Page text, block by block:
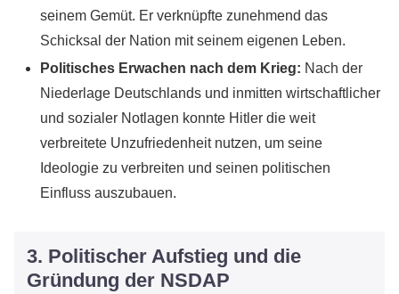
seinem Gemüt. Er verknüpfte zunehmend das
Schicksal der Nation mit seinem eigenen Leben.
Politisches Erwachen nach dem Krieg: Nach der
Niederlage Deutschlands und inmitten wirtschaftlicher
und sozialer Notlagen konnte Hitler die weit
verbreitete Unzufriedenheit nutzen, um seine
Ideologie zu verbreiten und seinen politischen
Einfluss auszubauen.
3. Politischer Aufstieg und die
Gründung der NSDAP